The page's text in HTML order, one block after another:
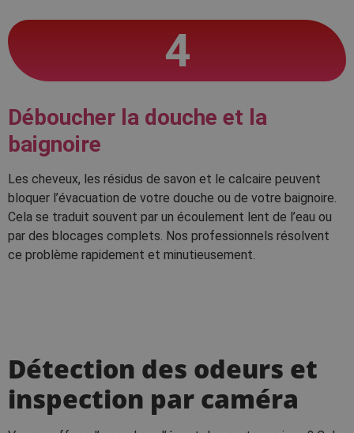
4
Déboucher la douche et la
baignoire
Les cheveux, les résidus de savon et le calcaire peuvent
bloquer l’évacuation de votre douche ou de votre baignoire.
Cela se traduit souvent par un écoulement lent de l’eau ou
par des blocages complets. Nos professionnels résolvent
ce problème rapidement et minutieusement.
Détection des odeurs et
inspection par caméra